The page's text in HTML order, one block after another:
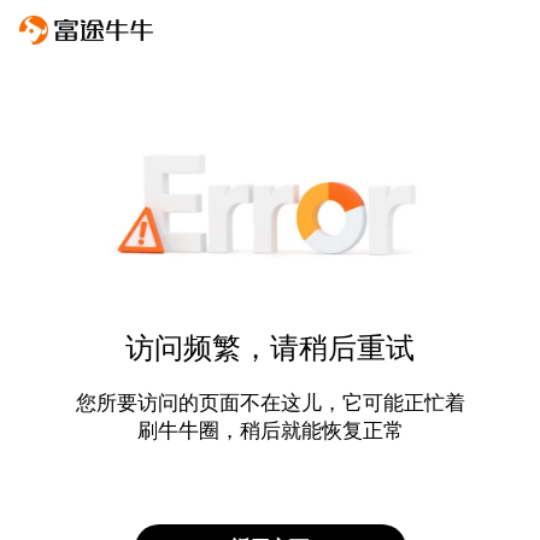
访问频繁，请稍后重试
您所要访问的页面不在这儿，它可能正忙着
刷牛牛圈，稍后就能恢复正常